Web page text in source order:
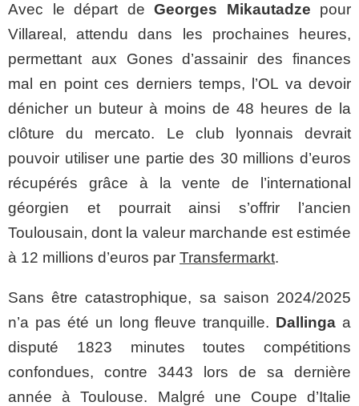
Avec le départ de Georges Mikautadze pour
Villareal, attendu dans les prochaines heures,
permettant aux Gones d’assainir des finances
mal en point ces derniers temps, l’OL va devoir
dénicher un buteur à moins de 48 heures de la
clôture du mercato. Le club lyonnais devrait
pouvoir utiliser une partie des 30 millions d’euros
récupérés grâce à la vente de l’international
géorgien et pourrait ainsi s’offrir l’ancien
Toulousain, dont la valeur marchande est estimée
à 12 millions d’euros par Transfermarkt.
Sans être catastrophique, sa saison 2024/2025
n’a pas été un long fleuve tranquille. Dallinga a
disputé 1823 minutes toutes compétitions
confondues, contre 3443 lors de sa dernière
année à Toulouse. Malgré une Coupe d’Italie